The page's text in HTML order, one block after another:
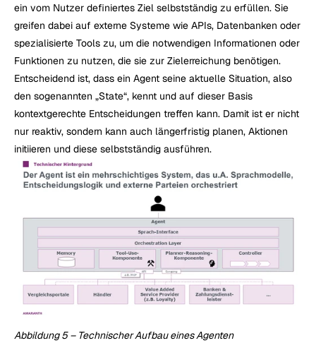
ein vom Nutzer definiertes Ziel selbstständig zu erfüllen. Sie
greifen dabei auf externe Systeme wie APIs, Datenbanken oder
spezialisierte Tools zu, um die notwendigen Informationen oder
Funktionen zu nutzen, die sie zur Zielerreichung benötigen.
Entscheidend ist, dass ein Agent seine aktuelle Situation, also
den sogenannten „State“, kennt und auf dieser Basis
kontextgerechte Entscheidungen treffen kann. Damit ist er nicht
nur reaktiv, sondern kann auch längerfristig planen, Aktionen
initiieren und diese selbstständig ausführen.
Abbildung 5 – Technischer Aufbau eines Agenten